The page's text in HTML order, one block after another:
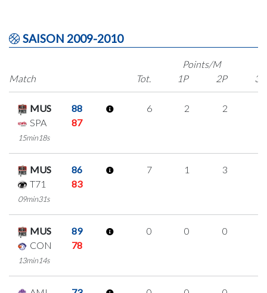
SAISON 2009-2010
Match
Points/M
Tot.
1P 2P 3P
MUS
88
SPA
87
15min18s
6 2 2
MUS
86
T71
83
09min31s
7 1 3
MUS
89
CON
78
13min14s
0 0 0